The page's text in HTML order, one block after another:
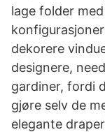
lage folder
dekorere
designere,
gardiner, fordi
gjøre selv de
elegante